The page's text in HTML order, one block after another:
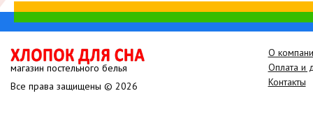
магазин постельного белья
Все права защищены © 2026
О
Оплата и
Контакты